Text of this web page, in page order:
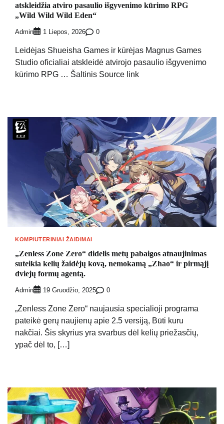
atskleidžia atviro pasaulio išgyvenimo kūrimo RPG
„Wild Wild Wild Eden“
Admin 1 Liepos, 2026 0
Leidėjas Shueisha Games ir kūrėjas Magnus Games
Studio oficialiai atskleidė atvirojo pasaulio išgyvenimo
kūrimo RPG … Šaltinis Source link
KOMPIUTERINIAI ŽAIDIMAI
„Zenless Zone Zero“ didelis metų pabaigos atnaujinimas
suteikia kelių žaidėjų kovą, nemokamą „Zhao“ ir pirmąjį
dviejų formų agentą.
Admin 19 Gruodžio, 2025 0
„Zenless Zone Zero“ naujausia specialioji programa
pateikė gerų naujienų apie 2.5 versiją, Būti kuru
nakčiai. Šis skyrius yra svarbus dėl kelių priežasčių,
ypač dėl to, […]